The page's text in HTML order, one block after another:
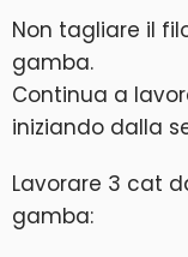
Non tagliare il
gamba.
Continua a
iniziando dalla
Lavorare 3 cat
gamba: